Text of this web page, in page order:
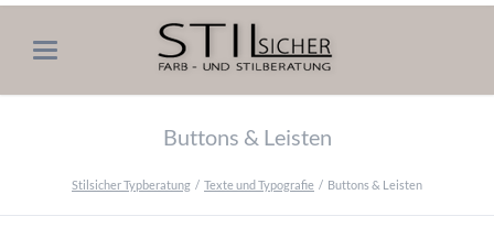
Buttons & Leisten
Stilsicher Typberatung Texte und Typografie Buttons & Leisten